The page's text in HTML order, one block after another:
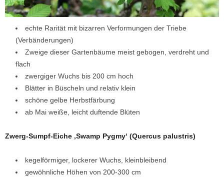
echte Rarität mit bizarren Verformungen der Triebe
(Verbänderungen)
Zweige dieser Gartenbäume meist gebogen, verdreht und
flach
zwergiger Wuchs bis 200 cm hoch
Blätter in Büscheln und relativ klein
schöne gelbe Herbstfärbung
ab Mai weiße, leicht duftende Blüten
Zwerg-Sumpf-Eiche ‚Swamp Pygmy‘ (Quercus palustris)
kegelförmiger, lockerer Wuchs, kleinbleibend
gewöhnliche Höhen von 200-300 cm